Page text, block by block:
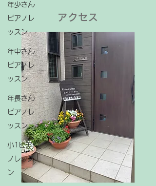
年少さん
ピアノレ
ッスン
年中さん
ピアノレ
ッスン
年長さん
ピアノレ
ッスン
小1ピア
ノレッス
ン
アクセス